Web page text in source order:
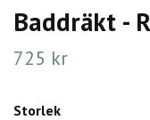
Baddräkt -
725 kr
Storlek